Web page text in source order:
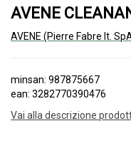
AVENE
AVENE (Pierre Fabre It.
minsan: 987875667
ean: 3282770390476
Vai alla descrizione